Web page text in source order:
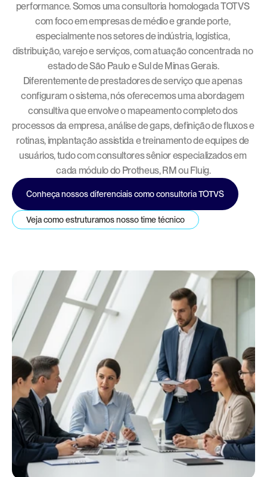
performance. Somos uma consultoria homologada TOTVS
com foco em empresas de médio e grande porte,
especialmente nos setores de indústria, logística,
distribuição, varejo e serviços, com atuação concentrada no
estado de São Paulo e Sul de Minas Gerais.
Diferentemente de prestadores de serviço que apenas
configuram o sistema, nós oferecemos uma abordagem
consultiva que envolve o mapeamento completo dos
processos da empresa, análise de gaps, definição de fluxos e
rotinas, implantação assistida e treinamento de equipes de
usuários, tudo com consultores sênior especializados em
cada módulo do Protheus, RM ou Fluig.
Conheça nossos diferenciais como consultoria TOTVS
Veja como estruturamos nosso time técnico